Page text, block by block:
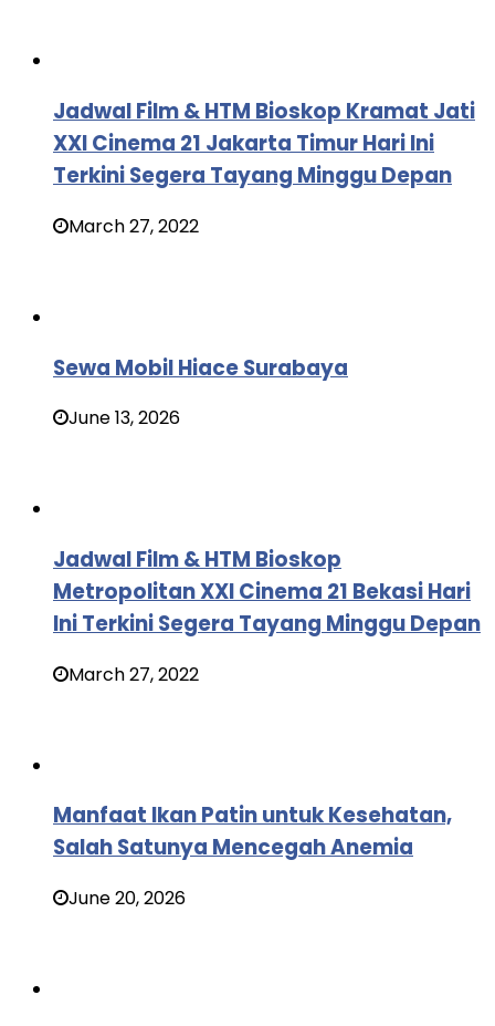
Jadwal Film & HTM Bioskop Kramat Jati
XXI Cinema 21 Jakarta Timur Hari Ini
Terkini Segera Tayang Minggu Depan
March 27, 2022
Sewa Mobil Hiace Surabaya
June 13, 2026
Jadwal Film & HTM Bioskop
Metropolitan XXI Cinema 21 Bekasi Hari
Ini Terkini Segera Tayang Minggu Depan
March 27, 2022
Manfaat Ikan Patin untuk Kesehatan,
Salah Satunya Mencegah Anemia
June 20, 2026